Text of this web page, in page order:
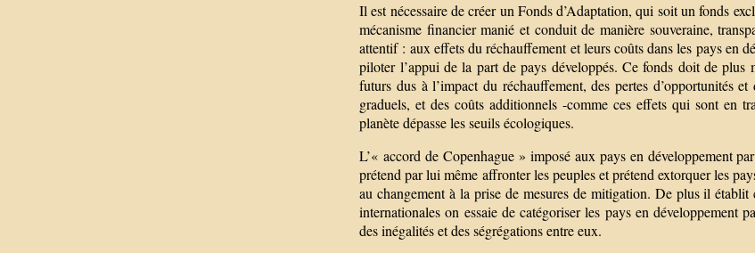
Il est nécessaire de créer un Fonds d’Adaptation, qui soit un fonds
mécanisme financier manié et conduit de manière souveraine,
attentif : aux effets du réchauffement et leurs coûts dans les pays en
piloter l’appui de la part de pays développés. Ce fonds doit de plus
futurs dus à l’impact du réchauffement, des pertes d’opportunités
graduels, et des coûts additionnels -comme ces effets qui sont en
planète dépasse les seuils écologiques.
L’« accord de Copenhague » imposé aux pays en développement
prétend par lui même affronter les peuples et prétend extorquer les
au changement à la prise de mesures de mitigation. De plus il
internationales on essaie de catégoriser les pays en
des inégalités et des ségrégations entre eux.